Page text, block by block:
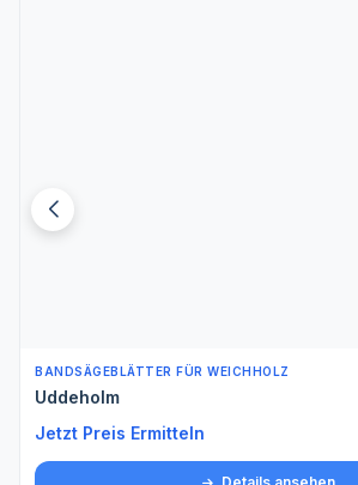
BANDSÄGEBLÄTTER FÜR WEICHHOLZ
Uddeholm
Jetzt Preis Ermitteln